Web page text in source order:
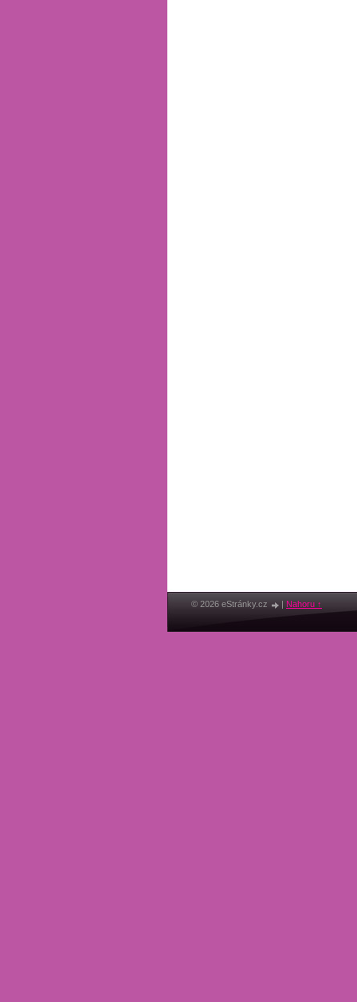
© 2026 eStránky.cz | Nahoru ↑